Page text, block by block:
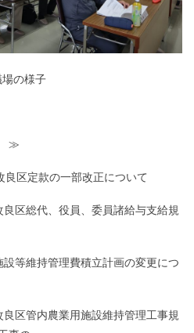
場の様子
≫
区定款の一部改正について
総代、役員、委員諸給与支給規
維持管理費積立計画の変更につ
管内農業用施設維持管理工事規